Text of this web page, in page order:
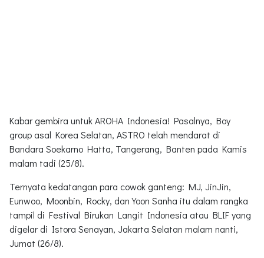
Kabar gembira untuk AROHA Indonesia! Pasalnya, Boy
group asal Korea Selatan, ASTRO telah mendarat di
Bandara Soekarno Hatta, Tangerang, Banten pada Kamis
malam tadi (25/8).
Ternyata kedatangan para cowok ganteng: MJ, JinJin,
Eunwoo, Moonbin, Rocky, dan Yoon Sanha itu dalam rangka
tampil di Festival Birukan Langit Indonesia atau BLIF yang
digelar di Istora Senayan, Jakarta Selatan malam nanti,
Jumat (26/8).